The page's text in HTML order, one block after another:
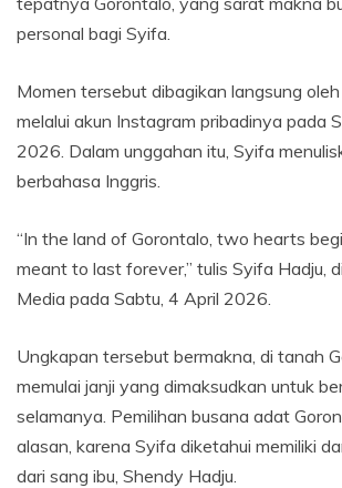
personal bagi Syifa.
Momen tersebut dibagikan langsung
melalui akun Instagram pribadinya pada
2026. Dalam unggahan itu, Syifa
berbahasa Inggris.
“In the land of Gorontalo, two hearts
meant to last forever,” tulis Syifa Hadju,
Media pada Sabtu, 4 April 2026.
Ungkapan tersebut bermakna, di tanah
memulai janji yang dimaksudkan untuk
selamanya. Pemilihan busana adat
alasan, karena Syifa diketahui memiliki
dari sang ibu, Shendy Hadju.